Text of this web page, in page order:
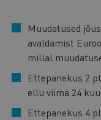
Muudatused
avaldamist
millal
Ettepanekus 2
ellu viima 24
Ettepanekus 4